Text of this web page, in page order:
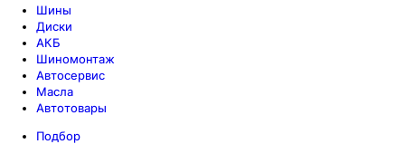
Шины
Диски
АКБ
Шиномонтаж
Автосервис
Масла
Автотовары
Подбор